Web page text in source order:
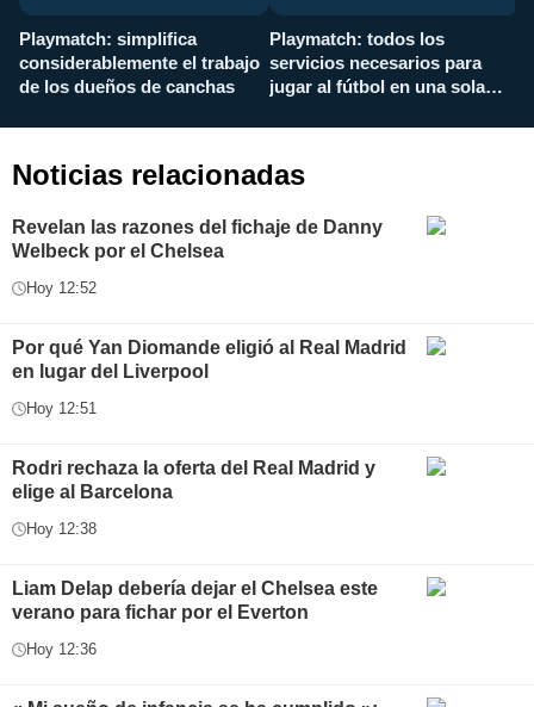
Playmatch: simplifica
considerablemente el trabajo
de los dueños de canchas
Playmatch: todos los
servicios necesarios para
jugar al fútbol en una sola
Noticias relacionadas
Revelan las razones del fichaje de Danny
Welbeck por el Chelsea
Hoy 12:52
Por qué Yan Diomande eligió al Real Madrid
en lugar del Liverpool
Hoy 12:51
Rodri rechaza la oferta del Real Madrid y
elige al Barcelona
Hoy 12:38
Liam Delap debería dejar el Chelsea este
verano para fichar por el Everton
Hoy 12:36